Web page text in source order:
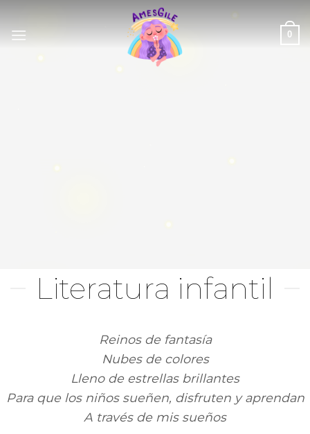
contenido
0
Literatura infantil
Reinos de fantasía
Nubes de colores
Lleno de estrellas brillantes
Para que los niños sueñen, disfruten y aprendan
A través de mis sueños